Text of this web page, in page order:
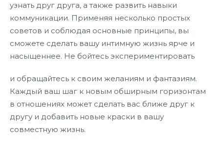
узнать друг друга, а также развить навыки
коммуникации. Применяя несколько простых
советов и соблюдая основные принципы, вы
сможете сделать вашу интимную жизнь ярче и
насыщеннее. Не бойтесь экспериментировать
и обращайтесь к своим желаниям и фантазиям.
Каждый ваш шаг к новым обширным горизонтам
в отношениях может сделать вас ближе друг к
другу и добавить новые краски в вашу
совместную жизнь.